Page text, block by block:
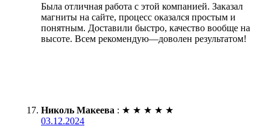
Была отличная работа с этой компанией. Заказал
магниты на сайте, процесс оказался простым и
понятным. Доставили быстро, качество вообще на
высоте. Всем рекомендую—доволен результатом!
Николь Макеева : ★ ★ ★ ★ ★
03.12.2024